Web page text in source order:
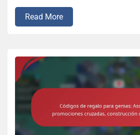
Read More